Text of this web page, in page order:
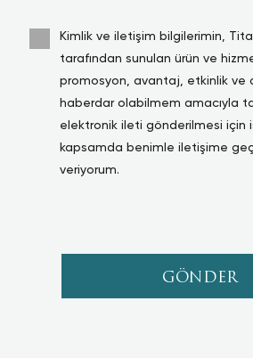
Kimlik ve iletişim bilgilerimin,
tarafından sunulan ürün ve
promosyon, avantaj, etkinlik ve
haberdar olabilmem amacıyla
elektronik ileti gönderilmesi için
kapsamda benimle iletişime
veriyorum.
GÖNDER